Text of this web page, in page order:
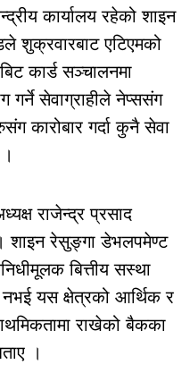
कार्यालय रहेको शाइन
शुक्रवारबाट एटिएमको
कार्ड सञ्चालनमा
गर्ने सेवाग्राहीले नेप्ससंग
कारोबार गर्दा कुनै सेवा
राजेन्द्र प्रसाद
शाइन रेसुङ्गा डेभलपमेण्ट
बित्तीय सस्था
यस क्षेत्रको आर्थिक र
राखेको बैकका
।